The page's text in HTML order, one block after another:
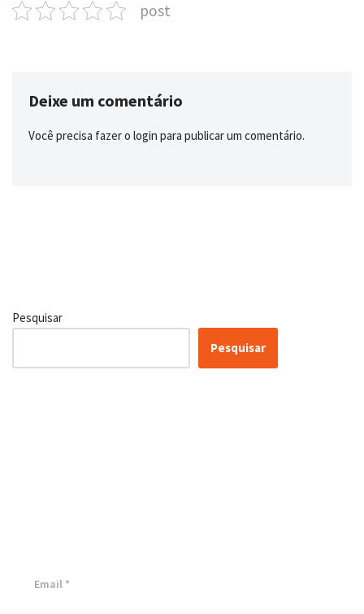
post
Deixe um comentário
Você precisa fazer o login para publicar um comentário.
Pesquisar
Pesquisar